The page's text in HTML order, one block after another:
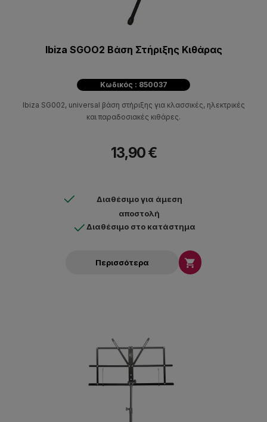
Ibiza SGOO2 Βάση Στήριξης Κιθάρας
Κωδικός : 850037
Ibiza SG002, universal βάση στήριξης για κλασσικές, ηλεκτρικές
και παραδοσιακές κιθάρες.
13,90 €
Διαθέσιμο για άμεση
αποστολή
Διαθέσιμο στο κατάστημα
Περισσότερα 